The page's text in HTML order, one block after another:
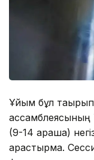
Ұйым бұл
(9-14 қараша)
қарастырмақ.